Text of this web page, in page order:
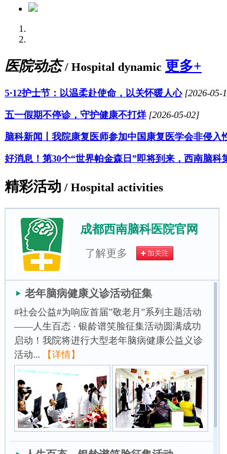
医院动态 / Hospital dynamic 更多+
5·12护士节：以温柔赴使命，以关怀暖人心 [2026-05-
五一假期不停诊，守护健康不打烊 [2026-05-02]
脑科新闻丨我院康复医师参加中国康复医学会非侵入
好消息！第30个“世界帕金森日”即将到来，西南脑科
精彩活动 / Hospital activities